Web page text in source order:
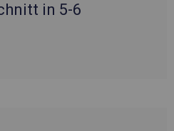
in 5-6